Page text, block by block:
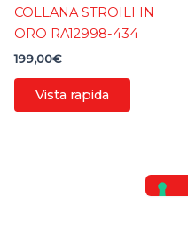
COLLANA STROILI IN
ORO RA12998-434
199,00€
Vista rapida